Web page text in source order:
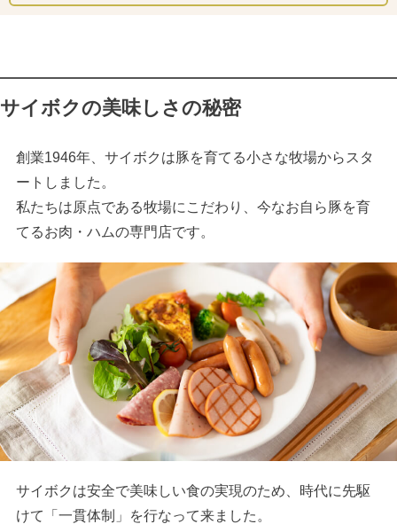
サイボクの美味しさの秘密
創業1946年、サイボクは豚を育てる小さな牧場からスタ
ートしました。
私たちは原点である牧場にこだわり、今なお自ら豚を育
てるお肉・ハムの専門店です。
サイボクは安全で美味しい食の実現のため、時代に先駆
けて「一貫体制」を行なって来ました。